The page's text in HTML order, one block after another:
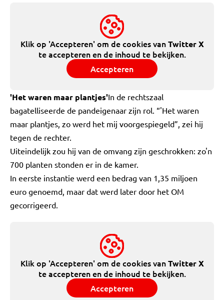
Klik op 'Accepteren' om de cookies vanTwitter X
te accepteren en de inhoud te bekijken.
Accepteren
'Het waren maar plantjes'In de rechtszaal
bagatelliseerde de pandeigenaar zijn rol. “'Het waren
maar plantjes, zo werd het mij voorgespiegeld”, zei hij
tegen de rechter.
Uiteindelijk zou hij van de omvang zijn geschrokken: zo'n
700 planten stonden er in de kamer.
In eerste instantie werd een bedrag van 1,35 miljoen
euro genoemd, maar dat werd later door het OM
gecorrigeerd.
Klik op 'Accepteren' om de cookies vanTwitter X
te accepteren en de inhoud te bekijken.
Accepteren